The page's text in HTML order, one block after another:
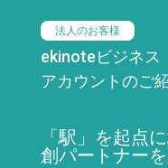
法人のお客様
ekinoteビジネス
アカウントのご
「駅」を起点
創パートナー